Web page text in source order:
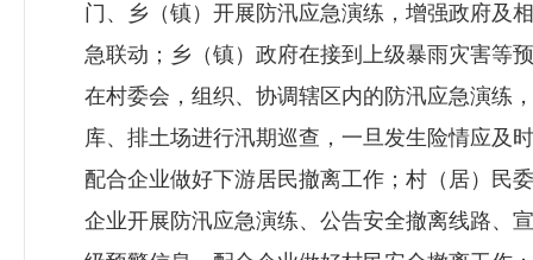
门、乡（镇）开展防汛应急演练，增强政府及
急联动；乡（镇）政府在接到上级暴雨灾害等
在村委会，组织、协调辖区内的防汛应急演练
库、排土场进行汛期巡查，一旦发生险情应及
配合企业做好下游居民撤离工作；村（居）民
企业开展防汛应急演练、公告安全撤离线路、